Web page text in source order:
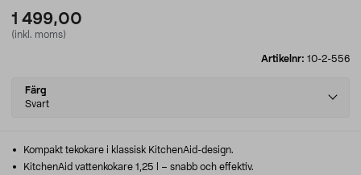
1 499,00
(inkl. moms)
Artikelnr: 10-2-556
Select
variant
Färg
Svart
Kompakt tekokare i klassisk KitchenAid-design.
KitchenAid vattenkokare 1,25 l – snabb och effektiv.